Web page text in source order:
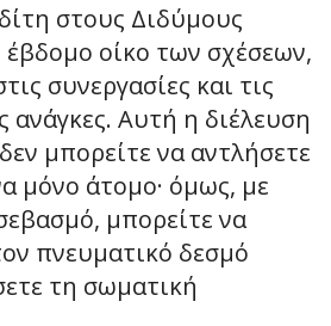
στους Διδύμους
έβδομο οίκο των σχέσεων,
συνεργασίες και τις
ανάγκες. Αυτή η διέλευση
μπορείτε να αντλήσετε
μόνο άτομο· όμως, με
μπορείτε να
πνευματικό δεσμό
τη σωματική